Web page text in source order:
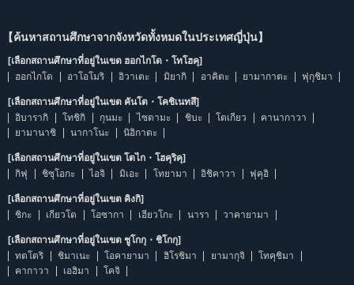
【ค้นหาสถานศึกษาจากจังหวัดทั้งหมดในประเทศญี่ปุ่น】
[เลือกสถานศึกษาที่อยู่ในเขต ฮอกไกโด・โทโฮคุ]
ฮอกไกโด
อาโอโมริ อิวาเตะ มิยากิ อาคิตะ ยามากาตะ ฟุกุชิมา
[เลือกสถานศึกษาที่อยู่ในเขต คันโต・โคชิเนทสึ]
อิบารากิ
โทชิกิ กุนมะ ไซตามะ ชิบะ โตเกียว
คานากาวา
ยามานาชิ
นากาโนะ นิอิกาตะ
[เลือกสถานศึกษาที่อยู่ในเขต โตไก・โฮคุริคุ]
กิฟุ
ชิซุโอกะ ไอจิ มิเอะ โทยามา อิชิคาวา ฟุคุอิ
[เลือกสถานศึกษาที่อยู่ในเขต คิงกิ]
ชิกะ
เกียวโต โอซากา เฮียวโกะ นารา วาคายามา
[เลือกสถานศึกษาที่อยู่ในเขต ชูโกกุ・ชิโกกุ]
ทตโตริ
ชิมาเนะ โอคายามา ฮิโรชิมา ยามากุจิ
โทคุชิมา
คากาวา
เอฮิมา โคจิ